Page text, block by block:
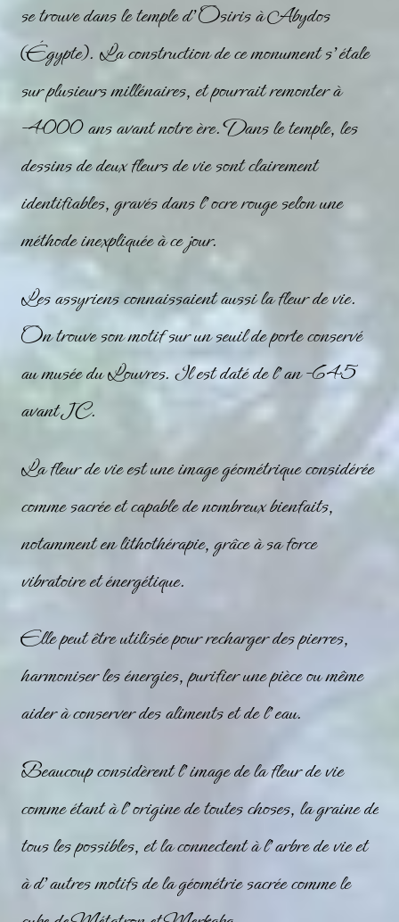
se trouve dans le temple d’Osiris à Abydos
(Égypte). La construction de ce monument s’étale
sur plusieurs millénaires, et pourrait remonter à
-4000 ans avant notre ère. Dans le temple, les
dessins de deux fleurs de vie sont clairement
identifiables, gravés dans l’ocre rouge selon une
méthode inexpliquée à ce jour.
Les assyriens connaissaient aussi la fleur de vie.
On trouve son motif sur un seuil de porte conservé
au musée du Louvres. Il est daté de l’an -645
avant JC.
Lafleur de vieest une image géométrique considérée
comme sacrée et capable de nombreux bienfaits,
notamment en lithothérapie, grâce à sa force
vibratoire et énergétique.
Elle peut être utilisée pour recharger des pierres,
harmoniser les énergies, purifier une pièce ou même
aider à conserver des aliments et de l’eau.
Beaucoup considèrent l’image de lafleur de vie
comme étant à l’origine de toutes choses, la graine de
tous les possibles, et la connectent à l’arbre de vieet
à d’autres motifs de la géométrie sacrée comme le